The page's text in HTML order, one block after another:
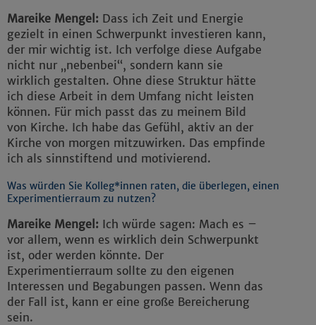
Mareike Mengel: Dass ich Zeit und Energie
gezielt in einen Schwerpunkt investieren kann,
der mir wichtig ist. Ich verfolge diese Aufgabe
nicht nur „nebenbei“, sondern kann sie
wirklich gestalten. Ohne diese Struktur hätte
ich diese Arbeit in dem Umfang nicht leisten
können. Für mich passt das zu meinem Bild
von Kirche. Ich habe das Gefühl, aktiv an der
Kirche von morgen mitzuwirken. Das empfinde
ich als sinnstiftend und motivierend.
Was würden Sie Kolleg*innen raten, die überlegen, einen
Experimentierraum zu nutzen?
Mareike Mengel: Ich würde sagen: Mach es –
vor allem, wenn es wirklich dein Schwerpunkt
ist, oder werden könnte. Der
Experimentierraum sollte zu den eigenen
Interessen und Begabungen passen. Wenn das
der Fall ist, kann er eine große Bereicherung
sein.